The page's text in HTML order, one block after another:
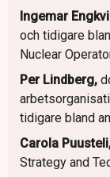
Ingemar
och tidigare
Nuclear
Per Lindberg,
tidigare bland
Carola
Strategy and